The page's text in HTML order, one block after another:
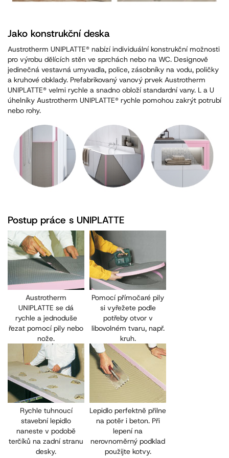
Jako konstrukční deska
Austrotherm UNIPLATTE® nabízí individuální konstrukční možnosti
pro výrobu dělících stěn ve sprchách nebo na WC. Designově
jedinečná vestavná umyvadla, police, zásobníky na vodu, poličky
a kruhové obklady. Prefabrikovaný vanový prvek Austrotherm
UNIPLATTE® velmi rychle a snadno obloží standardní vany. L a U
úhelníky Austrotherm UNIPLATTE® rychle pomohou zakrýt potrubí
nebo rohy.
Postup práce s UNIPLATTE
Austrotherm
UNIPLATTE se dá
rychle a jednoduše
řezat pomocí pily nebo
nože.
Pomocí přímočaré pily
si vyřežete podle
potřeby otvor v
libovolném tvaru, např.
kruh.
Rychle tuhnoucí
stavební lepidlo
naneste v podobě
terčíků na zadní stranu
desky.
Lepidlo perfektně přilne
na potěr i beton. Při
lepení na
nerovnoměrný podklad
použijte kotvy.